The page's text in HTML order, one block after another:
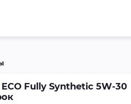
Fully Synthetic 5W-30